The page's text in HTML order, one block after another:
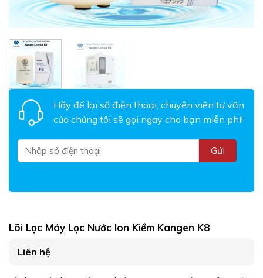
Hãy để lại số điện thoại, chuyên viên tư vấn
của chúng tôi sẽ gọi ngay cho bạn miễn phí!
Lõi Lọc Máy Lọc Nước Ion Kiềm Kangen K8
Liên hệ